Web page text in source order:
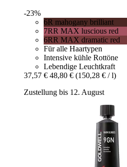
-23%
6R mahogany brilliant
7RR MAX luscious red
6RR MAX dramatic red
Für alle Haartypen
Intensive kühle Rottöne
Lebendige Leuchtkraft
37,57 € 48,80 € (150,28 € / l)
Zustellung bis 12. August